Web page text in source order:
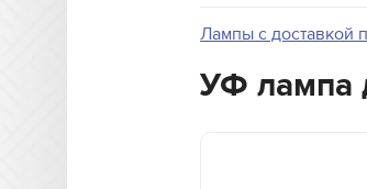
Лампы с доставкой
УФ лампа